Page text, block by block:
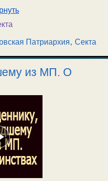
Патриархия,Секта
из МП. О